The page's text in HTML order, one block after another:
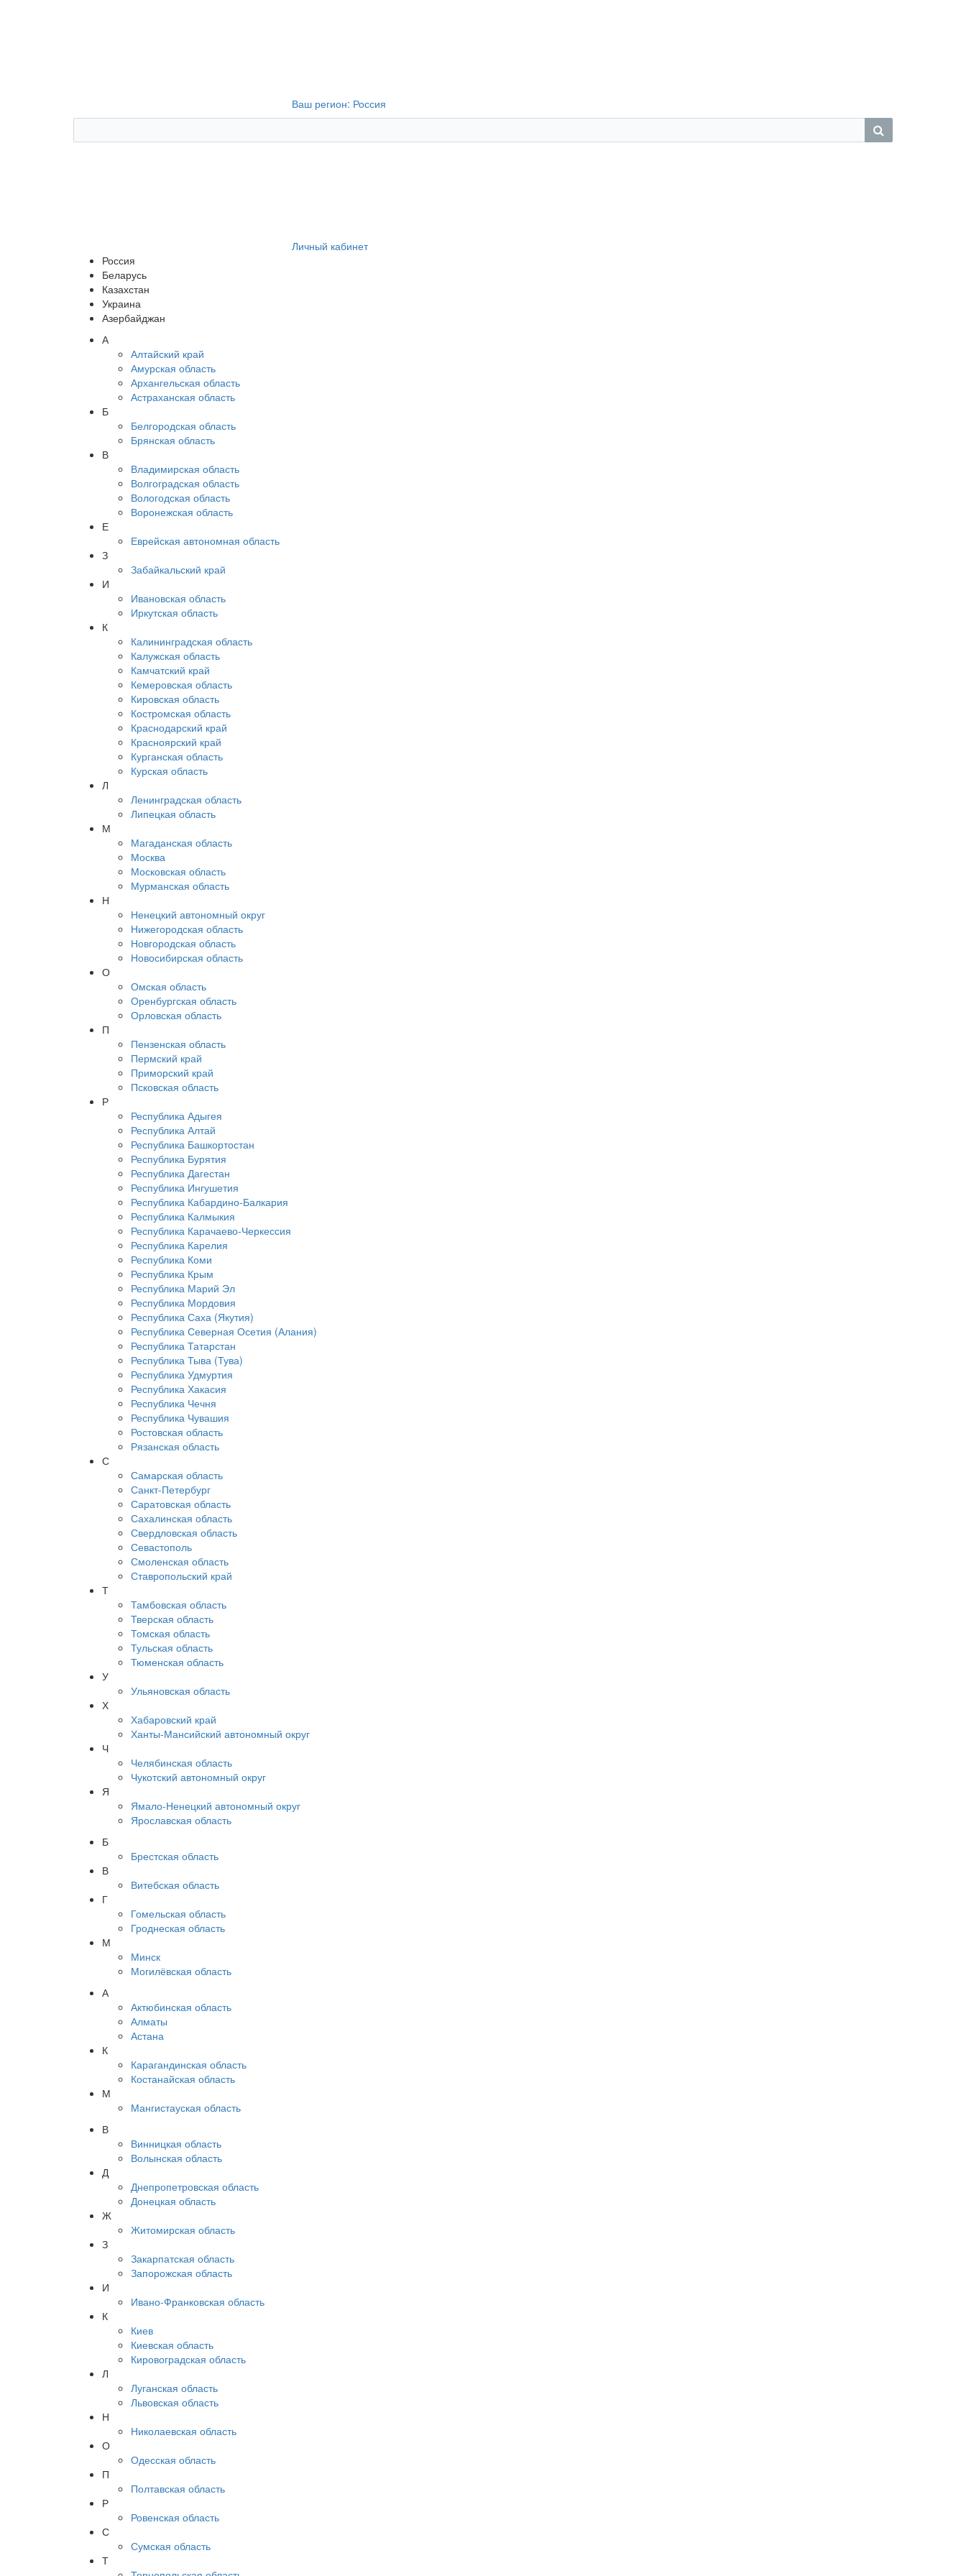
Ваш регион: Россия
Личный кабинет
Россия
Беларусь
Казахстан
Украина
Азербайджан
А
Алтайский край
Амурская область
Архангельская область
Астраханская область
Б
Белгородская область
Брянская область
В
Владимирская область
Волгоградская область
Вологодская область
Воронежская область
Е
Еврейская автономная область
З
Забайкальский край
И
Ивановская область
Иркутская область
К
Калининградская область
Калужская область
Камчатский край
Кемеровская область
Кировская область
Костромская область
Краснодарский край
Красноярский край
Курганская область
Курская область
Л
Ленинградская область
Липецкая область
М
Магаданская область
Москва
Московская область
Мурманская область
Н
Ненецкий автономный округ
Нижегородская область
Новгородская область
Новосибирская область
О
Омская область
Оренбургская область
Орловская область
П
Пензенская область
Пермский край
Приморский край
Псковская область
Р
Республика Адыгея
Республика Алтай
Республика Башкортостан
Республика Бурятия
Республика Дагестан
Республика Ингушетия
Республика Кабардино-Балкария
Республика Калмыкия
Республика Карачаево-Черкессия
Республика Карелия
Республика Коми
Республика Крым
Республика Марий Эл
Республика Мордовия
Республика Саха (Якутия)
Республика Северная Осетия (Алания)
Республика Татарстан
Республика Тыва (Тува)
Республика Удмуртия
Республика Хакасия
Республика Чечня
Республика Чувашия
Ростовская область
Рязанская область
С
Самарская область
Санкт-Петербург
Саратовская область
Сахалинская область
Свердловская область
Севастополь
Смоленская область
Ставропольский край
Т
Тамбовская область
Тверская область
Томская область
Тульская область
Тюменская область
У
Ульяновская область
Х
Хабаровский край
Ханты-Мансийский автономный округ
Ч
Челябинская область
Чукотский автономный округ
Я
Ямало-Ненецкий автономный округ
Ярославская область
Б
Брестская область
В
Витебская область
Г
Гомельская область
Гроднеская область
М
Минск
Могилёвская область
А
Актюбинская область
Алматы
Астана
К
Карагандинская область
Костанайская область
М
Мангистауская область
В
Винницкая область
Волынская область
Д
Днепропетровская область
Донецкая область
Ж
Житомирская область
З
Закарпатская область
Запорожская область
И
Ивано-Франковская область
К
Киев
Киевская область
Кировоградская область
Л
Луганская область
Львовская область
Н
Николаевская область
О
Одесская область
П
Полтавская область
Р
Ровенская область
С
Сумская область
Т